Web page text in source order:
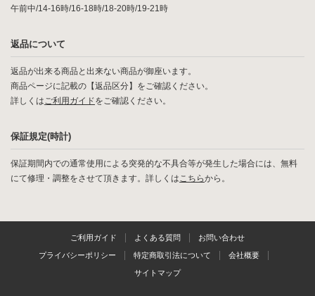
午前中/14-16時/16-18時/18-20時/19-21時
返品について
返品が出来る商品と出来ない商品が御座います。
商品ページに記載の【返品区分】をご確認ください。
詳しくはご利用ガイドをご確認ください。
保証規定(時計)
保証期間内での通常使用による突発的な不具合等が発生した場合には、無料
にて修理・調整をさせて頂きます。詳しくはこちらから。
ご利用ガイド よくある質問 お問い合わせ
プライバシーポリシー 特定商取引法について 会社概要
サイトマップ